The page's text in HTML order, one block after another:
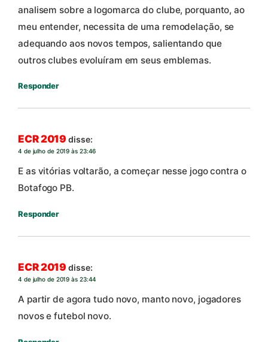
analisem sobre a logomarca do clube, porquanto, ao
meu entender, necessita de uma remodelação, se
adequando aos novos tempos, salientando que
outros clubes evoluíram em seus emblemas.
Responder
ECR 2019 disse:
4 de julho de 2019 às 23:46
E as vitórias voltarão, a começar nesse jogo contra o
Botafogo PB.
Responder
ECR 2019 disse:
4 de julho de 2019 às 23:44
A partir de agora tudo novo, manto novo, jogadores
novos e futebol novo.